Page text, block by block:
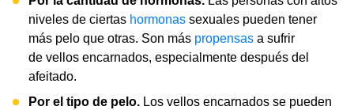
niveles de ciertas hormonas sexuales pueden tener
más pelo que otras. Son más propensas a sufrir
de vellos encarnados, especialmente después del
afeitado.
Por el tipo de pelo. Los vellos encarnados se pueden